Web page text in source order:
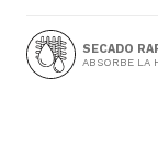
SECADO
ABSORBE LA